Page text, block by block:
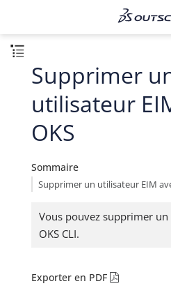
Supprimer
utilisateur
OKS
Sommaire
Supprimer un utilisateur EIM
Vous pouvez supprimer
OKS CLI.
Exporter en PDF